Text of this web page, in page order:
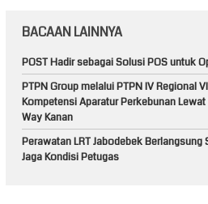
BACAAN LAINNYA
POST Hadir sebagai Solusi POS untuk
PTPN Group melalui PTPN IV Regional
Kompetensi Aparatur Perkebunan
Way Kanan
Perawatan LRT Jabodebek Berlangsung
Jaga Kondisi Petugas